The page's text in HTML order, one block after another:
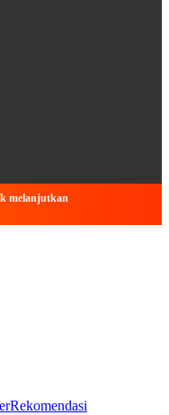
melanjutkan
Rekomendasi